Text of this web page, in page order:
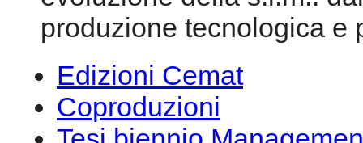
produzione tecnologica e
Edizioni Cemat
Coproduzioni